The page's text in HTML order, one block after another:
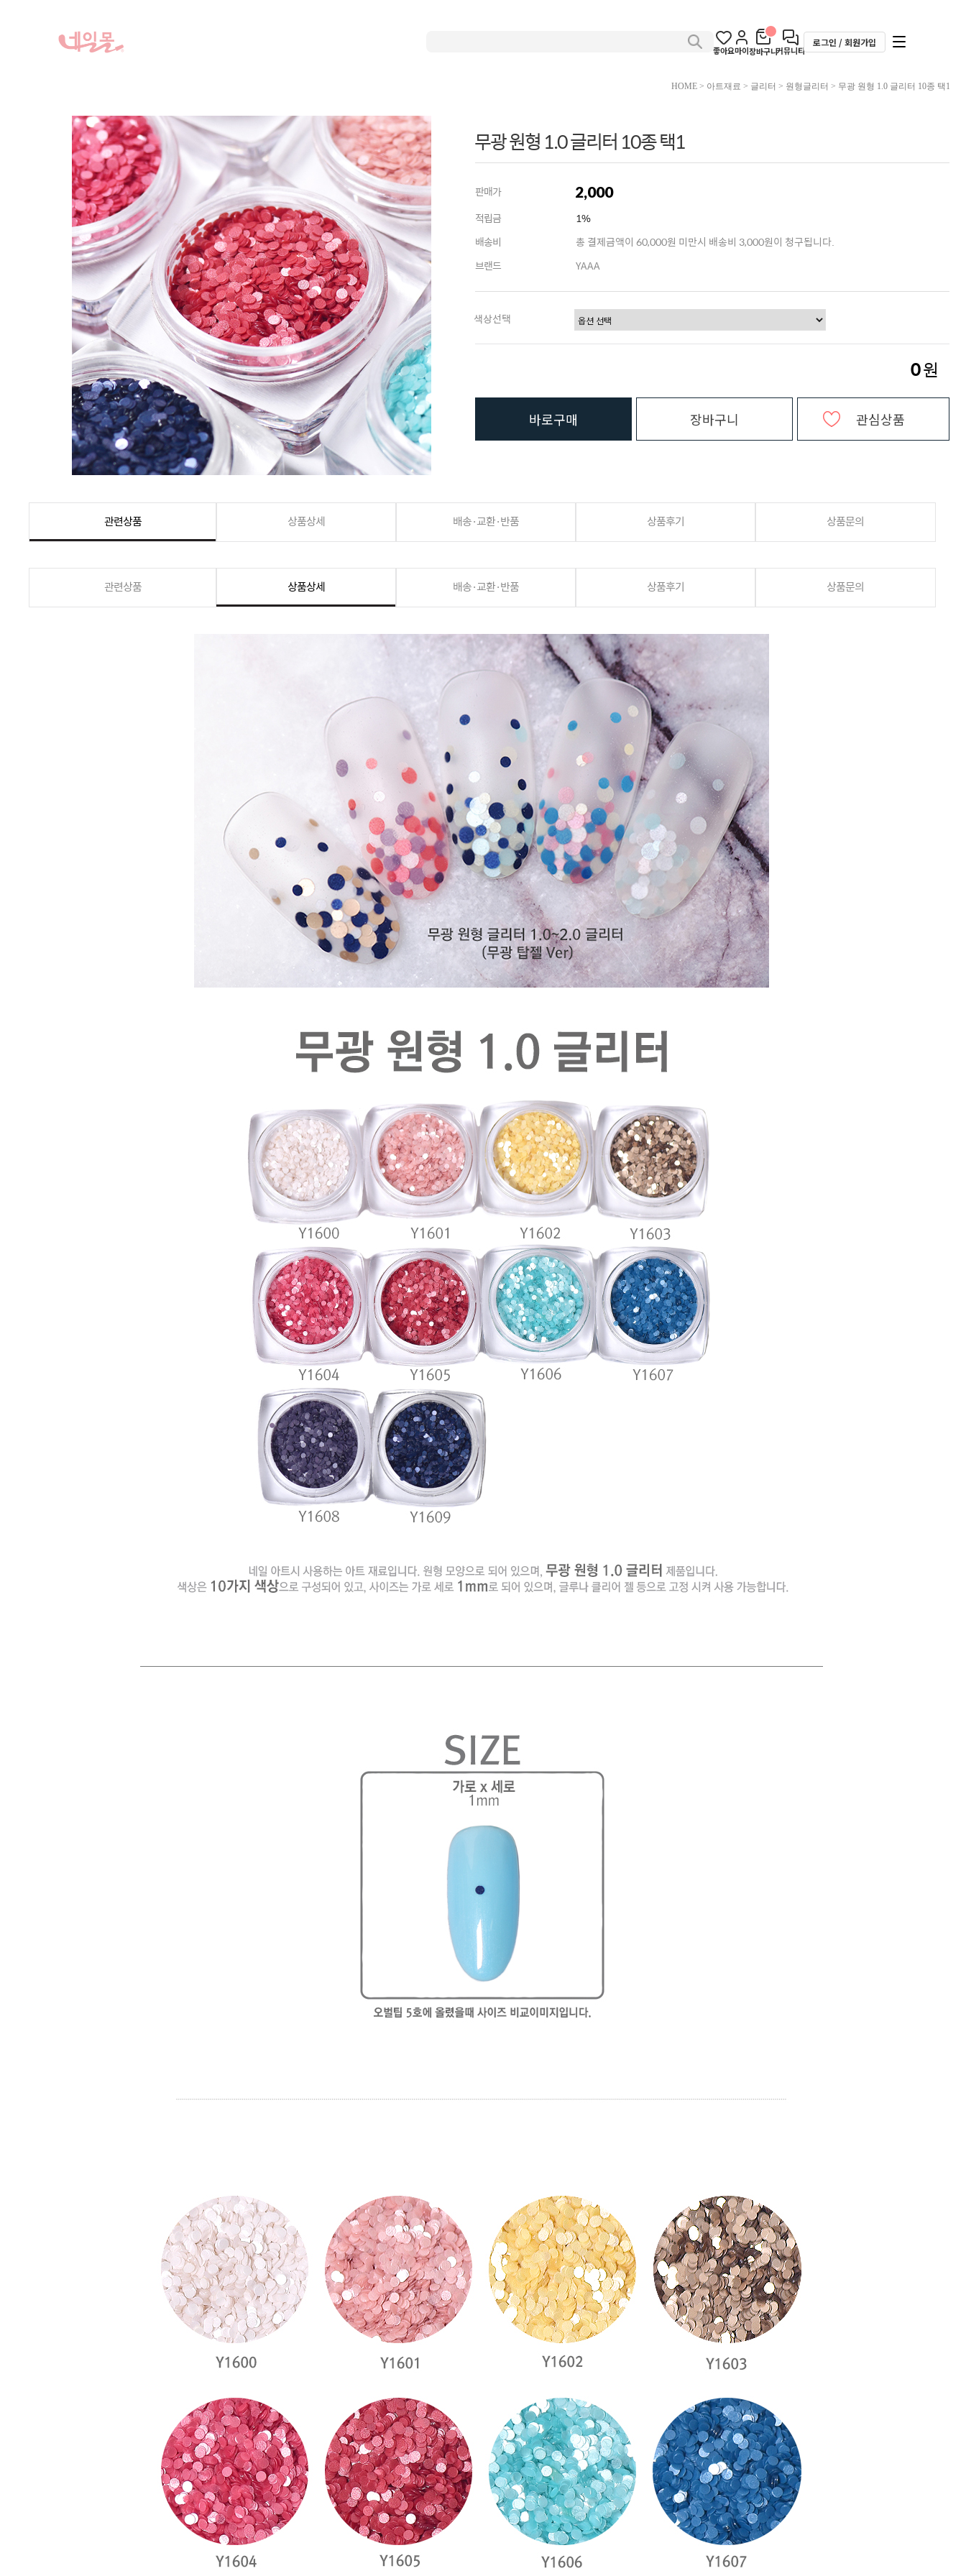
좋아요마이장바구니커뮤니티
로그인 / 회원가입
HOME> 아트재료 > 글리터 > 원형글리터 > 무광 원형 1.0 글리터 10종 택1
무광 원형 1.0 글리터 10종 택1
판매가 2,000
적립금
1%
배송비
총 결제금액이 60,000원 미만시 배송비 3,000원이 청구됩니다.
브랜드
YAAA
색상선택
0원
바로구매 장바구니 관심상품
관련상품 상품상세 배송·교환·반품 상품후기 상품문의
관련상품 상품상세 배송·교환·반품 상품후기 상품문의